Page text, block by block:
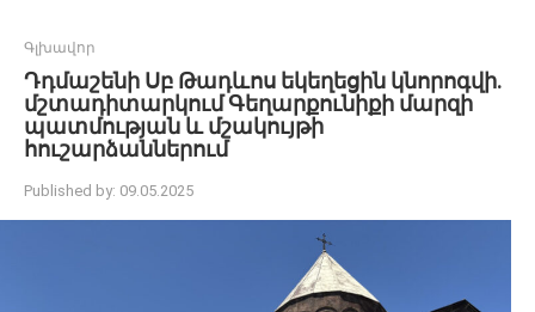
Գլխավոր
Դդմաշենի Սբ Թադևոս եկեղեցին կնորոգվի.
մշտադիտարկում Գեղարքունիքի մարզի
պատմության և մշակույթի
հուշարձաններում
Published by: 09.05.2025